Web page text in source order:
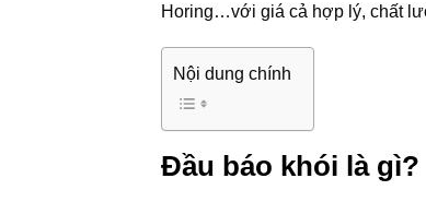
Horing…với giá cả hợp lý, chất
Nội dung chính
Đầu báo khói là gì?